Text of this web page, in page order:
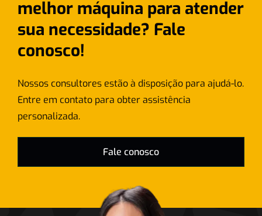
melhor máquina para atender
sua necessidade? Fale
conosco!
Nossos consultores estão à disposição para ajudá-lo.
Entre em contato para obter assistência
personalizada.
Fale conosco